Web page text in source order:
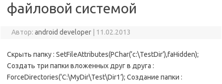
файловой системой
Автор: android developer 11.02.2013
Скрыть папку : SetFileAttributes(PChar(‘c:\TestDir’),faHidden);
Создать три папки вложенных друг в друга :
ForceDirectories(‘C:\MyDir\Test\Dir1’); Создание папки :